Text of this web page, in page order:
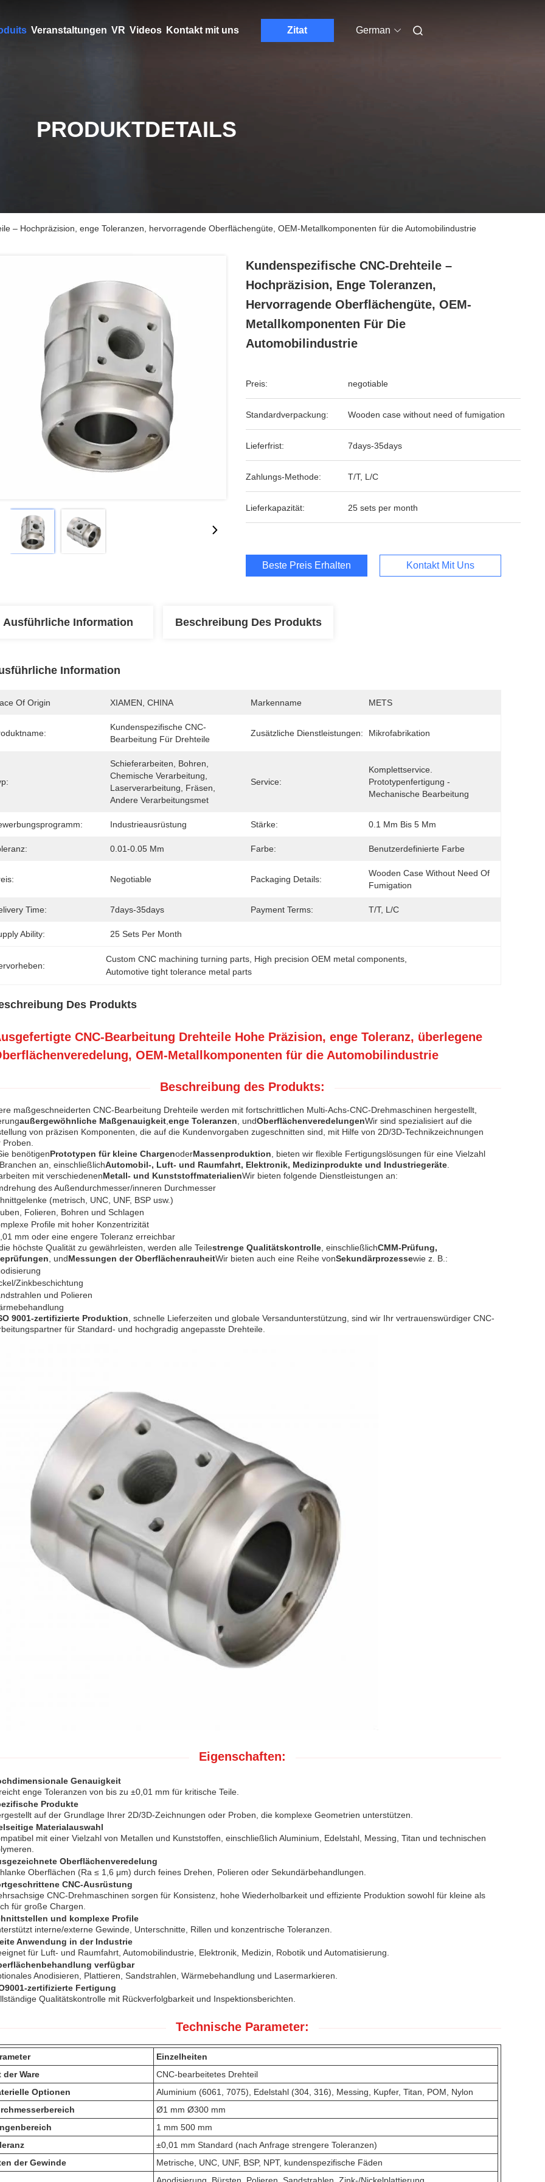
Veranstaltungen VR Videos Kontakt mit uns Zitat German
PRODUKTDETAILS
– Hochpräzision, enge Toleranzen, hervorragende Oberflächengüte, OEM-Metallkomponenten für die Automobilindustrie
Kundenspezifische CNC-Drehteile –
Hochpräzision, Enge Toleranzen,
Hervorragende Oberflächengüte, OEM-
Metallkomponenten Für Die
Automobilindustrie
Preis: negotiable
Standardverpackung: Wooden case without need of fumigation
Lieferfrist: 7days-35days
Zahlungs-Methode: T/T, L/C
Lieferkapazität: 25 sets per month
Beste Preis Erhalten Kontakt Mit Uns
Ausführliche Information Beschreibung Des Produkts
Information
Of Origin XIAMEN, CHINA Markenname METS
Kundenspezifische CNC-
Bearbeitung Für Drehteile
Zusätzliche Dienstleistungen: Mikrofabrikation
Schieferarbeiten, Bohren,
Chemische Verarbeitung,
Laserverarbeitung, Fräsen,
Andere Verarbeitungsmet
Service:
Komplettservice.
Prototypenfertigung -
Mechanische Bearbeitung
Industrieausrüstung Stärke: 0.1 Mm Bis 5 Mm
0.01-0.05 Mm Farbe: Benutzerdefinierte Farbe
Negotiable Packaging Details:
Wooden Case Without Need Of
Fumigation
Time: 7days-35days Payment Terms: T/T, L/C
Ability: 25 Sets Per Month
Custom CNC machining turning parts High precision OEM metal components
Automotive tight tolerance metal parts
Des Produkts
CNC-Bearbeitung Drehteile Hohe Präzision, enge Toleranz, überlegene
OEM-Metallkomponenten für die Automobilindustrie
Beschreibung des Produkts:
maßgeschneiderten CNC-Bearbeitung Drehteile werden mit fortschrittlichen Multi-Achs-CNC-Drehmaschinen hergestellt,
außergewöhnliche Maßgenauigkeit enge Toleranzen , undOberflächenveredelungenWir sind spezialisiert auf die
von präzisen Komponenten, die auf die Kundenvorgaben zugeschnitten sind, mit Hilfe von 2D/3D-Technikzeichnungen
benötigenPrototypen für kleine ChargenoderMassenproduktion , bieten wir flexible Fertigungslösungen für eine Vielzahl
an, einschließlichAutomobil-, Luft- und Raumfahrt, Elektronik, Medizinprodukte und Industriegeräte
mit verschiedenenMetall- und KunststoffmaterialienWir bieten folgende Dienstleistungen an:
des Außendurchmesser/inneren Durchmesser
(metrisch, UNC, UNF, BSP usw.)
Folieren, Bohren und Schlagen
Profile mit hoher Konzentrizität
mm oder eine engere Toleranz erreichbar
höchste Qualität zu gewährleisten, werden alle Teilestrenge Qualitätskontrolle , einschließlichCMM-Prüfung,
, undMessungen der OberflächenrauheitWir bieten auch eine Reihe vonSekundärprozessewie z. B.:
Zinkbeschichtung
und Polieren
9001-zertifizierte Produktion , schnelle Lieferzeiten und globale Versandunterstützung, sind wir Ihr vertrauenswürdiger CNC-
für Standard- und hochgradig angepasste Drehteile.
Eigenschaften:
Genauigkeit
enge Toleranzen von bis zu ±0,01 mm für kritische Teile.
Produkte
auf der Grundlage Ihrer 2D/3D-Zeichnungen oder Proben, die komplexe Geometrien unterstützen.
Materialauswahl
mit einer Vielzahl von Metallen und Kunststoffen, einschließlich Aluminium, Edelstahl, Messing, Titan und technischen
Oberflächenveredelung
Oberflächen (Ra ≤ 1,6 μm) durch feines Drehen, Polieren oder Sekundärbehandlungen.
CNC-Ausrüstung
CNC-Drehmaschinen sorgen für Konsistenz, hohe Wiederholbarkeit und effiziente Produktion sowohl für kleine als
für große Chargen.
und komplexe Profile
interne/externe Gewinde, Unterschnitte, Rillen und konzentrische Toleranzen.
Anwendung in der Industrie
für Luft- und Raumfahrt, Automobilindustrie, Elektronik, Medizin, Robotik und Automatisierung.
verfügbar
Anodisieren, Plattieren, Sandstrahlen, Wärmebehandlung und Lasermarkieren.
zertifizierte Fertigung
Qualitätskontrolle mit Rückverfolgbarkeit und Inspektionsberichten.
Technische Parameter:
Einzelheiten
der Ware
CNC-bearbeitetes Drehteil
Optionen
Aluminium (6061, 7075), Edelstahl (304, 316), Messing, Kupfer, Titan, POM, Nylon
Ø1 mm Ø300 mm
1 mm 500 mm
±0,01 mm Standard (nach Anfrage strengere Toleranzen)
der Gewinde
Metrische, UNC, UNF, BSP, NPT, kundenspezifische Fäden